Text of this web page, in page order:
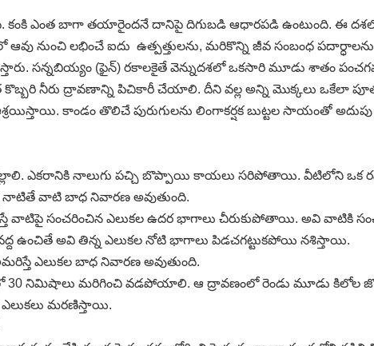
కంకి ఎంత బాగా తయారైందనే దానిపై దిగుబడి ఆధారపడి ఉంటుంది. ఈ దశలో
ఆవు నుంచి లభించే ఐదు ఉత్పత్తులను, మరికొన్ని జీవ సంబంధ
సన్నబియ్యం (ఫైన్‌) రకాలకైతే వెన్నుదశలో ఒకసారి మూడు శాతం
నీరు ద్రావణాన్ని పిచికారీ చేయాలి. దీని వల్ల అన్ని మొక్కలు ఒకేలా
ఆశ్రయిస్తాయి. కాండం తొలిచే పురుగులను లింగాకర్షక బుట్టల సాయంతో
ఎకరానికి నాలుగు పచ్చి బొప్పాయి కాయలు సరిపోతాయి. వీటిలోని ఒక
నాటితే వాటి బాధ నివారణ అవుతుంది.
పరిస్తే వాటిపై సంచరించిన ఎలుకల ఉదర భాగాలు చీరుకుపోతాయి. అవి
ఉంచితే అవి తిన్న ఎలుకల నోటి భాగాలు పిడచగట్టుకపోయి నశిస్తాయి.
ఎలుకల బాధ నివారణ అవుతుంది.
30 నిమిషాలు మరిగించి వడపోయాలి. ఆ ద్రావణంలో రెండు మూడు
మరణిస్తాయి.